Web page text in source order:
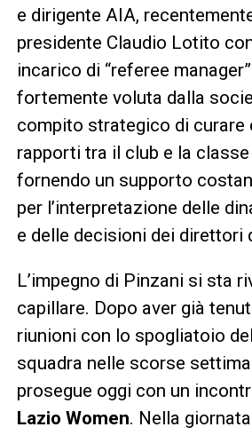
e dirigente AIA,
presidente Claudio Lotito
incarico di “referee
fortemente voluta dalla
compito strategico di curare
rapporti tra il club e la
fornendo un supporto
per l’interpretazione delle
e delle decisioni dei direttori
L’impegno di Pinzani si sta
capillare. Dopo aver già
riunioni con lo spogliatoio
squadra nelle scorse
prosegue oggi con un
Lazio Women. Nella